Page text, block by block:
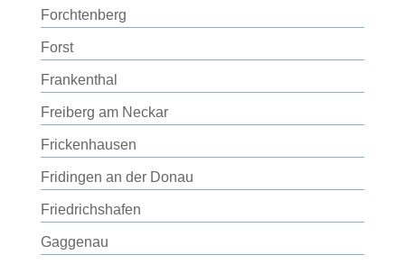
Forchtenberg
Forst
Frankenthal
Freiberg am Neckar
Frickenhausen
Fridingen an der Donau
Friedrichshafen
Gaggenau